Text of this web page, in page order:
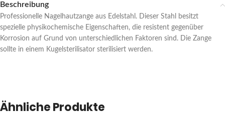
Beschreibung
Professionelle Nagelhautzange aus Edelstahl. Dieser Stahl besitzt
spezielle physikochemische Eigenschaften, die resistent gegenüber
Korrosion auf Grund von unterschiedlichen Faktoren sind. Die Zange
sollte in einem Kugelsterilisator sterilisiert werden.
Ähnliche Produkte